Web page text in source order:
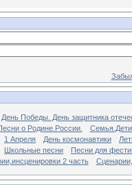
День Победы. День защитника
о Родине.России.
1 Апреля День космонавтики
Школьные песни
Песни для
2 часть